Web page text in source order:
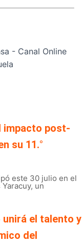
- Canal Online
impacto post-
su 11.°
este 30 julio en el
un
unirá el talento y
del